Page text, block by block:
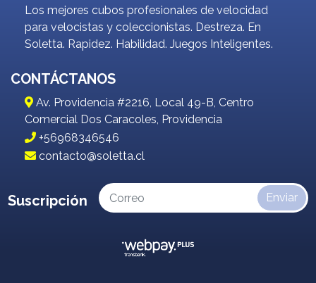
Los mejores cubos profesionales de velocidad
para velocistas y coleccionistas. Destreza. En
Soletta. Rapidez. Habilidad. Juegos Inteligentes.
CONTÁCTANOS
Av. Providencia #2216, Local 49-B, Centro
Comercial Dos Caracoles, Providencia
+56968346546
contacto@soletta.cl
Suscripción Enviar